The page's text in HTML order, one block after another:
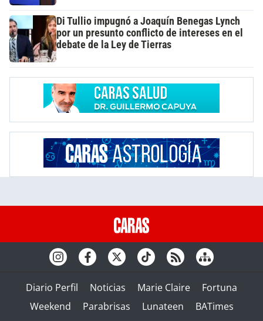
Di Tullio impugnó a Joaquín Benegas Lynch
por un presunto conflicto de intereses en el
debate de la Ley de Tierras
Diario Perfil Noticias Marie Claire
Fortuna
Weekend
Parabrisas Lunateen BATimes